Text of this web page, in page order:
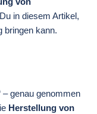
in diesem Artikel,
bringen kann.
– genau genommen
Herstellung von